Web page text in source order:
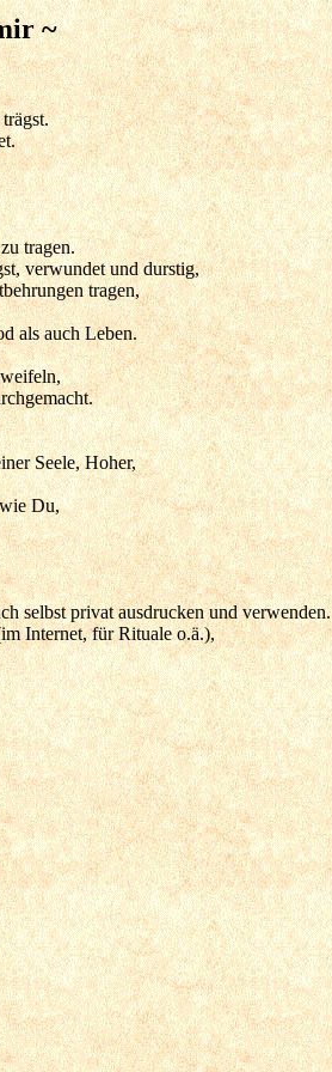
~
tragen.
verwundet und durstig,
tragen,
als auch Leben.
Seele, Hoher,
Du,
selbst privat ausdrucken und verwenden.
Internet, für Rituale o.ä.),